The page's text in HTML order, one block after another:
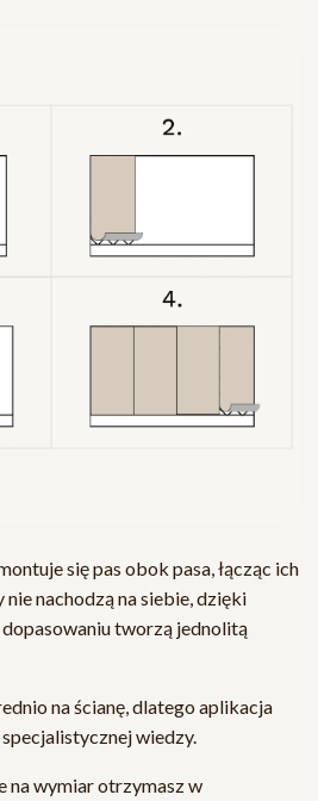
się pas obok pasa, łącząc ich
nachodzą na siebie, dzięki
tworzą jednolitą
na ścianę, dlatego aplikacja
wiedzy.
na wymiar otrzymasz w